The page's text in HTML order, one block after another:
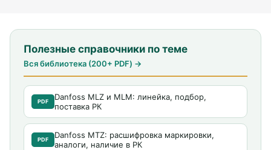
Полезные справочники по теме
Вся библиотека (200+ PDF) →
PDF
Danfoss MLZ и MLM: линейка, подбор,
поставка РК
PDF
Danfoss MTZ: расшифровка маркировки,
аналоги, наличие в РК